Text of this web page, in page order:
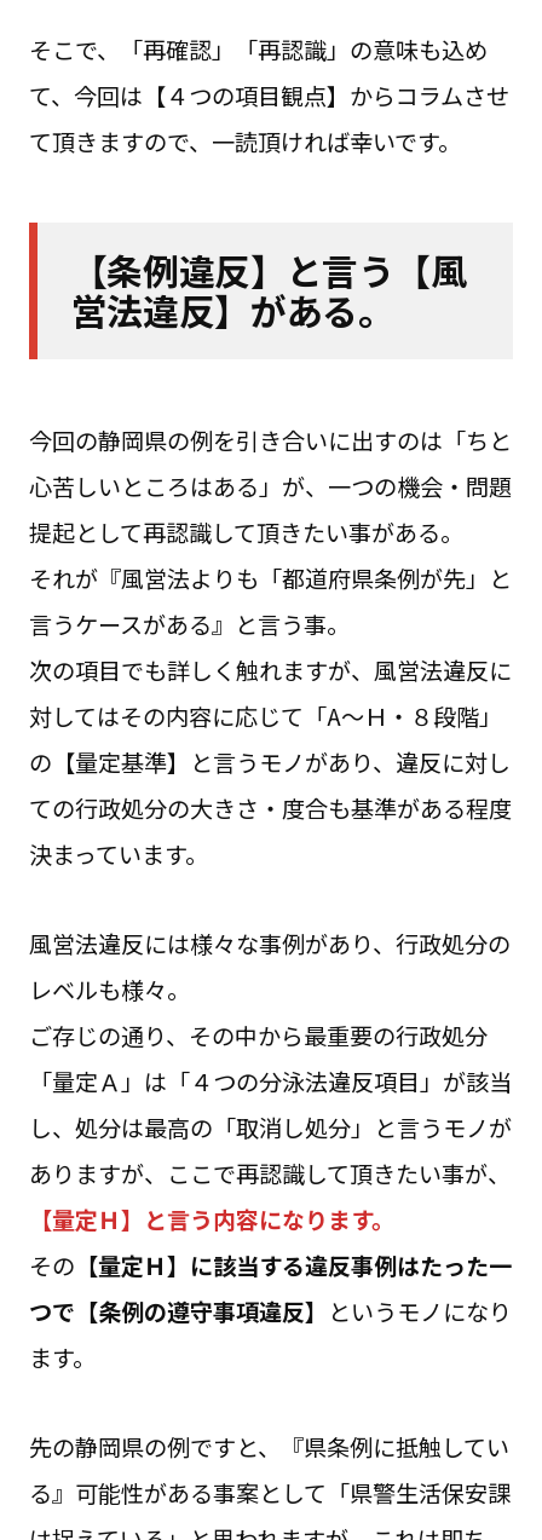
そこで、「再確認」「再認識」の意味も込め
て、今回は【４つの項目観点】からコラムさせ
て頂きますので、一読頂ければ幸いです。
【条例違反】と言う【風
営法違反】がある。
今回の静岡県の例を引き合いに出すのは「ちと
心苦しいところはある」が、一つの機会・問題
提起として再認識して頂きたい事がある。
それが『風営法よりも「都道府県条例が先」と
言うケースがある』と言う事。
次の項目でも詳しく触れますが、風営法違反に
対してはその内容に応じて「A～Ｈ・８段階」
の【量定基準】と言うモノがあり、違反に対し
ての行政処分の大きさ・度合も基準がある程度
決まっています。
風営法違反には様々な事例があり、行政処分の
レベルも様々。
ご存じの通り、その中から最重要の行政処分
「量定Ａ」は「４つの分泳法違反項目」が該当
し、処分は最高の「取消し処分」と言うモノが
ありますが、ここで再認識して頂きたい事が、
【量定Ｈ】と言う内容になります。
その 【量定Ｈ】に該当する違反事例はたった一
つで【条例の遵守事項違反】 というモノになり
ます。
先の静岡県の例ですと、『県条例に抵触してい
る』可能性がある事案として「県警生活保安課